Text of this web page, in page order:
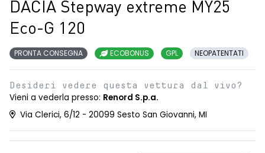
DACIA Stepway extreme MY25
Eco-G 120
PRONTA CONSEGNA ECOBONUS GPL NEOPATENTATI
Desideri vedere questa vettura dal vivo?
Vieni a vederla presso: Renord S.p.a.
Via Clerici, 6/12 - 20099 Sesto San Giovanni, MI